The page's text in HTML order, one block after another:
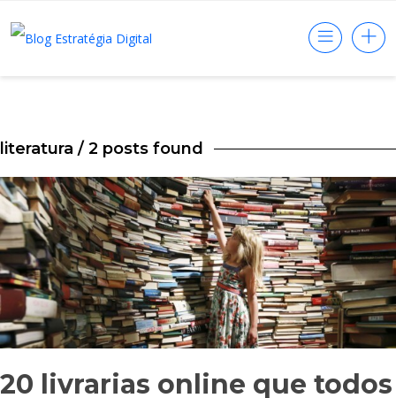
literatura / 2 posts found
20 livrarias online que todos